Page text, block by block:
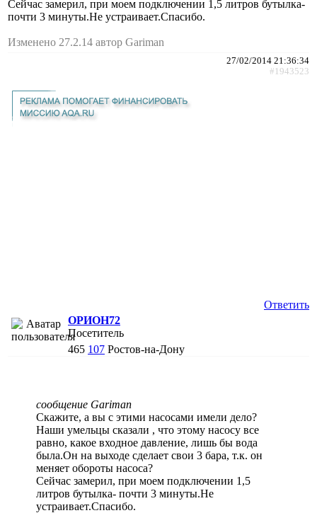
Сейчас замерил, при моем подключении 1,5 литров бутылка-
почти 3 минуты.Не устраивает.Спасибо.
Изменено 27.2.14 автор Gariman
27/02/2014 21:36:34
#1943523
Ответить
ОРИОН72
Посетитель
465 107 Ростов-на-Дону
сообщение Gariman
Скажите, а вы с этими насосами имели дело?
Наши умельцы сказали , что этому насосу все
равно, какое входное давление, лишь бы вода
была.Он на выходе сделает свои 3 бара, т.к. он
меняет обороты насоса?
Сейчас замерил, при моем подключении 1,5
литров бутылка- почти 3 минуты.Не
устраивает.Спасибо.